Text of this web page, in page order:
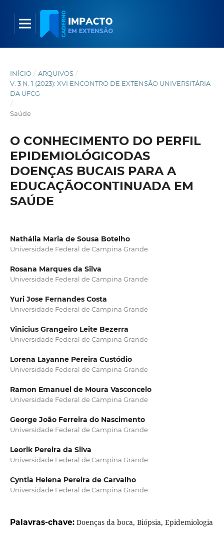
INÍCIO / ARQUIVOS /
V. 3 N. 1 (2023): XVI ENCONTRO DE EXTENSÃO UNIVERSITÁRIA
DA UFCG
/
Saúde
O CONHECIMENTO DO PERFIL
EPIDEMIOLÓGICODAS
DOENÇAS BUCAIS PARA A
EDUCAÇÃOCONTINUADA EM
SAÚDE
Nathália Maria de Sousa Botelho
Universidade Federal de Campina Grande
Rosana Marques da Silva
Universidade Federal de Campina Grande
Yuri Jose Fernandes Costa
Universidade Federal de Campina Grande
Vinicius Grangeiro Leite Bezerra
Universidade Federal de Campina Grande
Lorena Layanne Pereira Custódio
Universidade Federal de Campina Grande
Ramon Emanuel de Moura Vasconcelo
Universidade Federal de Campina Grande
George João Ferreira do Nascimento
Universidade Federal de Campina Grande
Leorik Pereira da Silva
Universidade Federal de Campina Grande
Cyntia Helena Pereira de Carvalho
Universidade Federal de Campina Grande
Palavras-chave: Doenças da boca, Biópsia, Epidemiologia